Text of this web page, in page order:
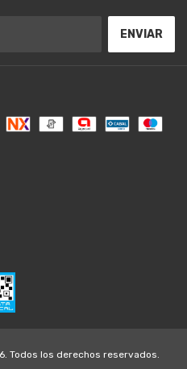
Todos los derechos reservados.